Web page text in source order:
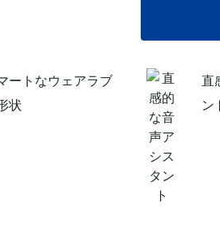
ートなウェアラブ
状
直
ン